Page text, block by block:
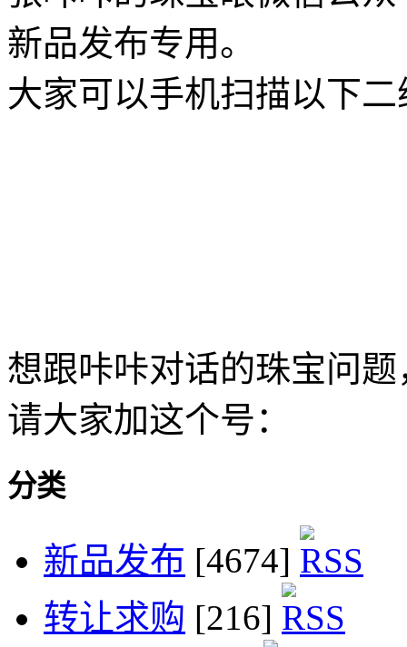
新品发布专用。
大家可以手机扫描以下
想跟咔咔对话的珠宝问题
请大家加这个号：